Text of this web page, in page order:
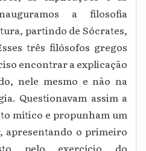
a filosofia
partindo de Sócrates,
três filósofos gregos
encontrar a explicação
nele mesmo e não na
Questionavam assim a
mítico e propunham um
apresentando o primeiro
pelo exercício do